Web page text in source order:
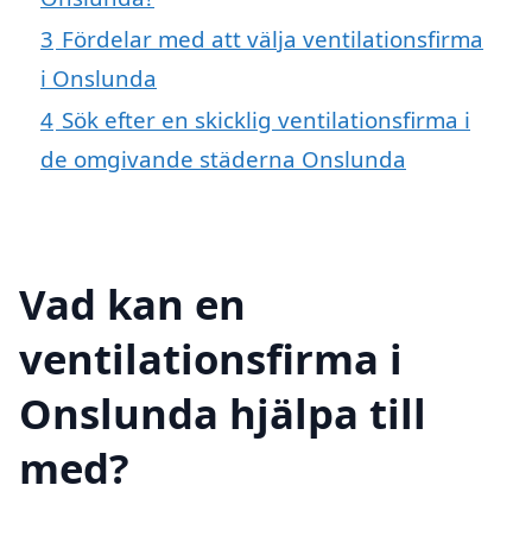
3 Fördelar med att välja ventilationsfirma
i Onslunda
4 Sök efter en skicklig ventilationsfirma i
de omgivande städerna Onslunda
Vad kan en
ventilationsfirma i
Onslunda hjälpa till
med?